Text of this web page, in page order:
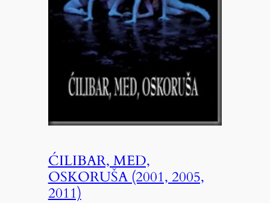
ĆILIBAR, MED,
OSKORUŠA (2001, 2005,
2011)